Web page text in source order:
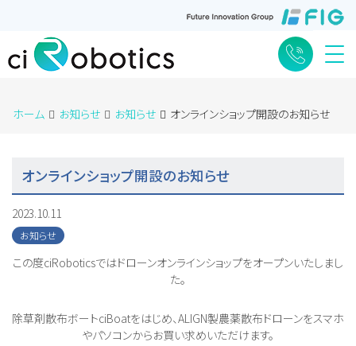
ホーム お知らせ お知らせ オンラインショップ開設のお知らせ
オンラインショップ開設のお知らせ
2023.10.11
お知らせ
この度ciRoboticsではドローンオンラインショップをオープンいたしまし
た。
除草剤散布ボートciBoatをはじめ、ALIGN製農薬散布ドローンをスマホ
やパソコンからお買い求めいただけます。